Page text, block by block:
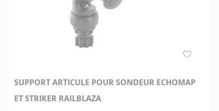
SUPPORT ARTICULE POUR SONDEUR ECHOMAP
ET STRIKER RAILBLAZA